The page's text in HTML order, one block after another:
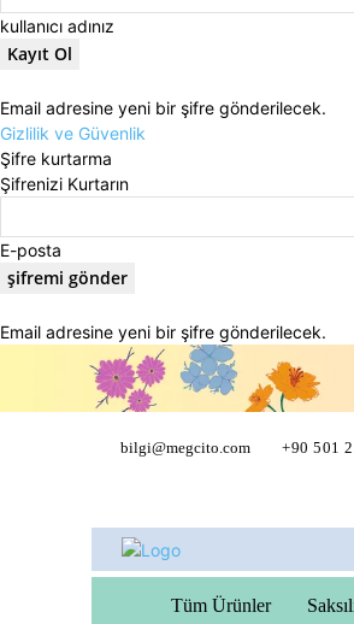
kullanıcı adınız
Email adresine yeni bir şifre gönderilecek.
Gizlilik ve Güvenlik
Şifre kurtarma
Şifrenizi Kurtarın
E-posta
Email adresine yeni bir şifre gönderilecek.
bilgi@megcito.com +90 501
Tüm Ürünler